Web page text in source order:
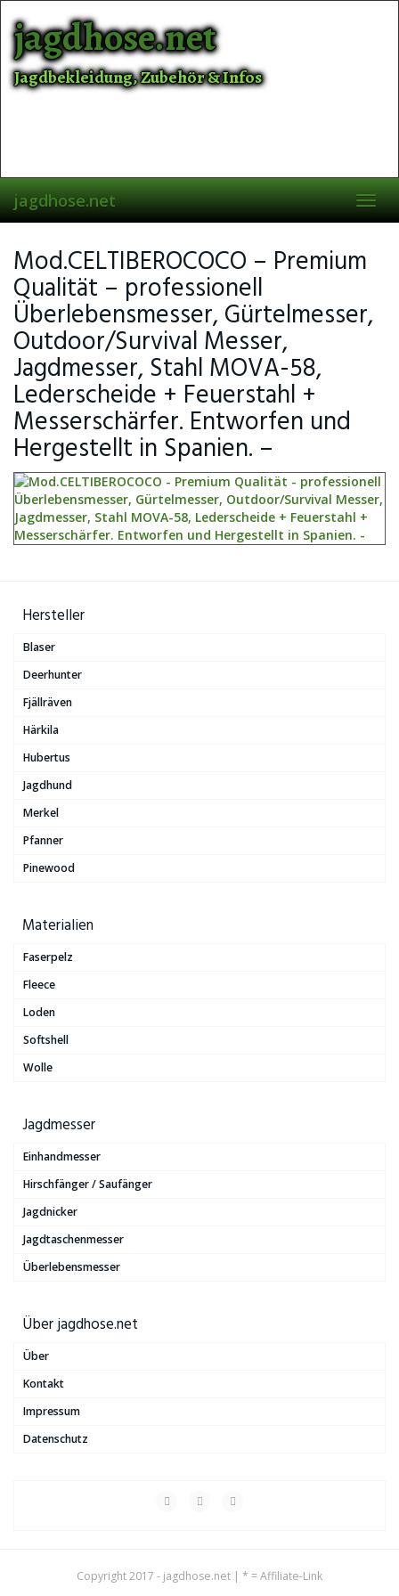
to
main
content
jagdhose.net
Jagdbekleidung, Zubehör & Infos
jagdhose.net
Mod.CELTIBEROCOCO – Premium
Qualität – professionell
Überlebensmesser, Gürtelmesser,
Outdoor/Survival Messer,
Jagdmesser, Stahl MOVA-58,
Lederscheide + Feuerstahl +
Messerschärfer. Entworfen und
Hergestellt in Spanien. –
Hersteller
Blaser
Deerhunter
Fjällräven
Härkila
Hubertus
Jagdhund
Merkel
Pfanner
Pinewood
Materialien
Faserpelz
Fleece
Loden
Softshell
Wolle
Jagdmesser
Einhandmesser
Hirschfänger / Saufänger
Jagdnicker
Jagdtaschenmesser
Überlebensmesser
Über jagdhose.net
Über
Kontakt
Impressum
Datenschutz
Copyright 2017 - jagdhose.net | * = Affiliate-Link